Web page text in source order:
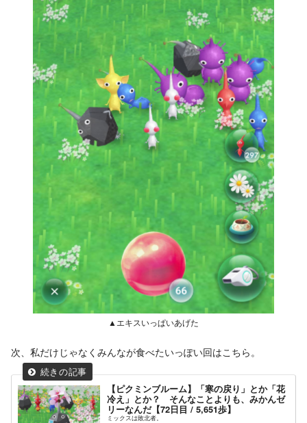
▲エキスいっぱいあげた
次、私だけじゃなくみんなが食べたいっぽい回はこちら。
【ピクミンブルーム】「寒の戻り」とか「花
冷え」とか？ そんなことよりも、みかんゼ
リーなんだ【72日目 / 5,651歩】
ミックスは敗北者。